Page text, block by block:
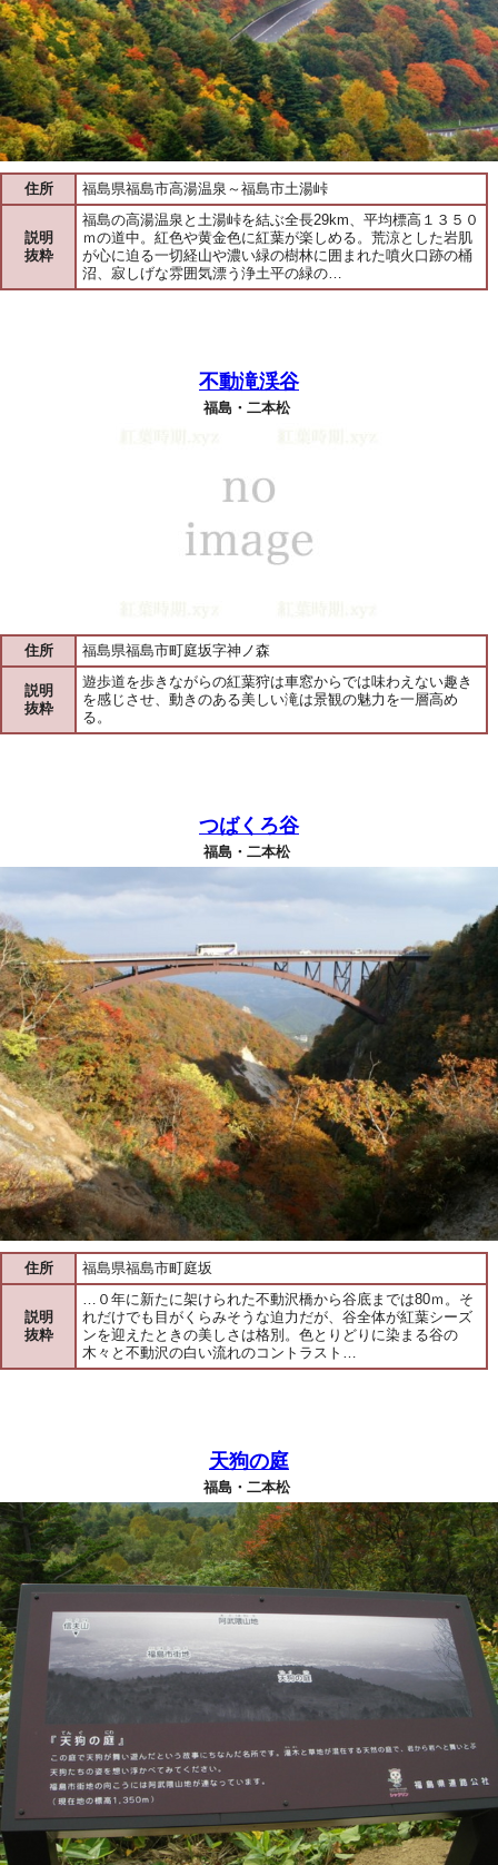
住所 福島県福島市高湯温泉～福島市土湯峠
説明
抜粋
福島の高湯温泉と土湯峠を結ぶ全長29km、平均標高１３５０
ｍの道中。紅色や黄金色に紅葉が楽しめる。荒涼とした岩肌
が心に迫る一切経山や濃い緑の樹林に囲まれた噴火口跡の桶
沼、寂しげな雰囲気漂う浄土平の緑の…
不動滝渓谷
福島・二本松
住所 福島県福島市町庭坂字神ノ森
説明
抜粋
遊歩道を歩きながらの紅葉狩は車窓からでは味わえない趣き
を感じさせ、動きのある美しい滝は景観の魅力を一層高め
る。
つばくろ谷
福島・二本松
住所 福島県福島市町庭坂
説明
抜粋
…０年に新たに架けられた不動沢橋から谷底までは80ｍ。そ
れだけでも目がくらみそうな迫力だが、谷全体が紅葉シーズ
ンを迎えたときの美しさは格別。色とりどりに染まる谷の
木々と不動沢の白い流れのコントラスト…
天狗の庭
福島・二本松